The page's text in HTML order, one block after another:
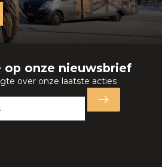
op onze nieuwsbrief
over onze laatste acties